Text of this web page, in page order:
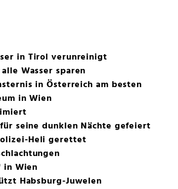
in Tirol verunreinigt
Wasser sparen
in Österreich am besten
in Wien
seine dunklen Nächte gefeiert
Heli gerettet
in Wien
Habsburg-Juwelen